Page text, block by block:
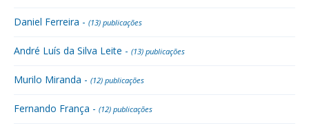
Daniel Ferreira - (13) publicações
André Luís da Silva Leite - (13) publicações
Murilo Miranda - (12) publicações
Fernando França - (12) publicações